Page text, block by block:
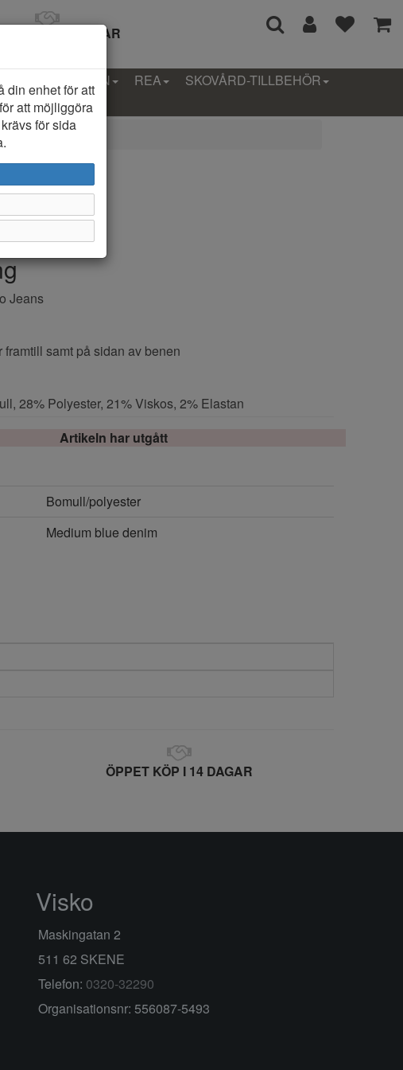
KÖP I 14 DAGAR
PROVKOLLEKTION REA
SKOVÅRD-TILLBEHÖR
Jeans
samt på sidan av benen
28% Polyester, 21% Viskos, 2% Elastan
Artikeln har utgått
Bomull/polyester
Medium blue denim
ÖPPET KÖP I 14 DAGAR
din enhet för att
att möjliggöra
för sida
Visko
Maskingatan 2
511 62 SKENE
Telefon: 0320-32290
Organisationsnr: 556087-5493